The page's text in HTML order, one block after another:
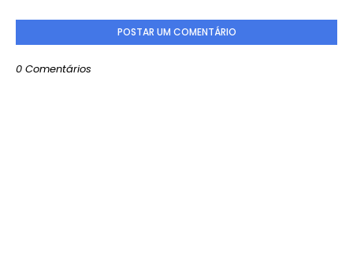
POSTAR UM COMENTÁRIO
0 Comentários